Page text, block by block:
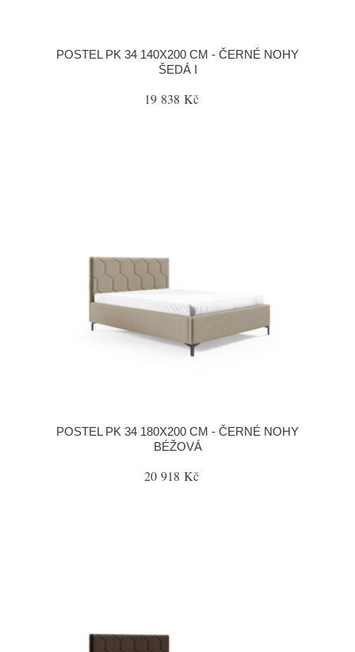
POSTEL PK 34 140X200 CM - ČERNÉ NOHY
ŠEDÁ I
19 838 Kč
POSTEL PK 34 180X200 CM - ČERNÉ NOHY
BÉŽOVÁ
20 918 Kč